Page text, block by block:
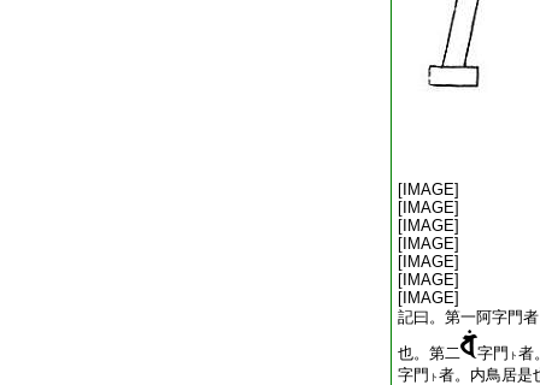
[IMAGE]
[IMAGE]
[IMAGE]
[IMAGE]
[IMAGE]
[IMAGE]
[IMAGE]
記曰。第一阿字門
也。第二
字門 ト 者
字門 ト 者。内鳥居是